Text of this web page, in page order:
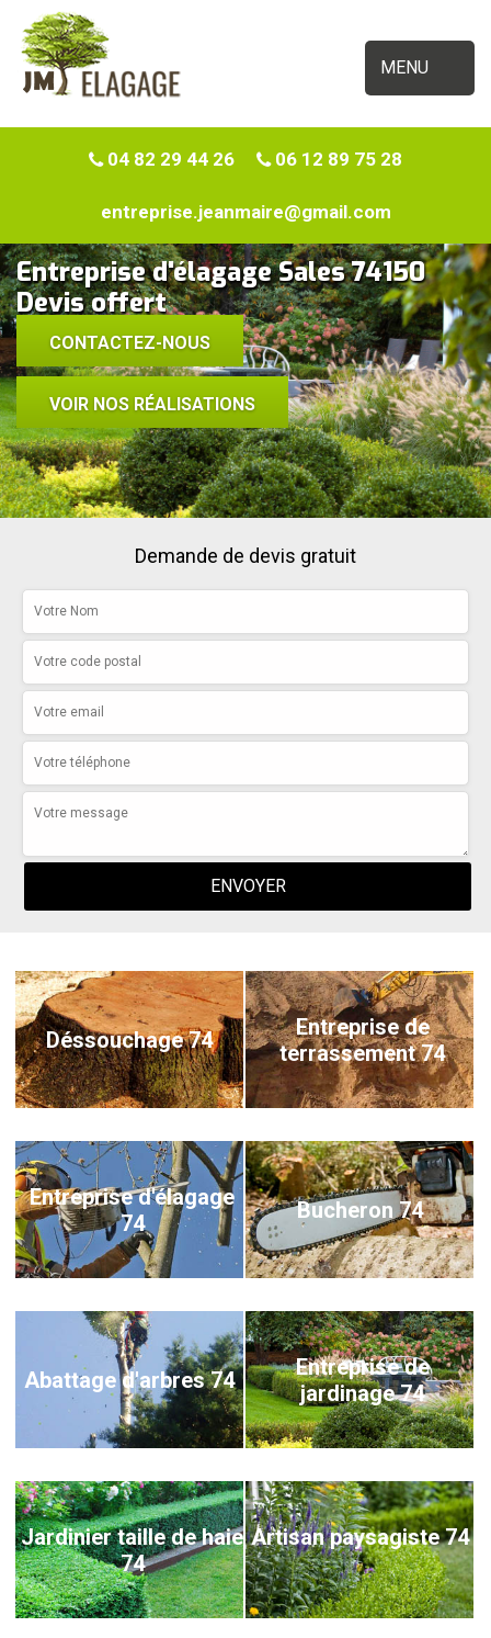
MENU
04 82 29 44 26 06 12 89 75 28
entreprise.jeanmaire@gmail.com
Entreprise d'élagage Sales 74150
Devis offert
CONTACTEZ-NOUS
VOIR NOS RÉALISATIONS
Demande de devis gratuit
Déssouchage 74
Entreprise de
terrassement 74
Entreprise d'élagage
74
Bucheron 74
Abattage d'arbres 74
Entreprise de
jardinage 74
Jardinier taille de haie
74
Artisan paysagiste 74